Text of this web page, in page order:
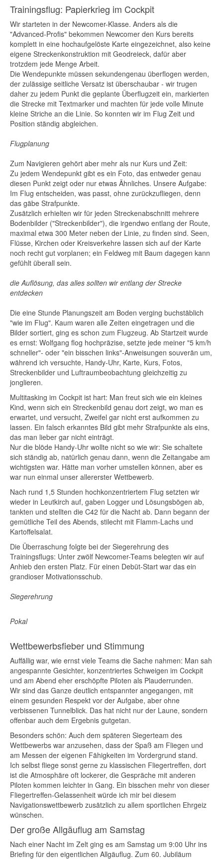
Trainingsflug: Papierkrieg im Cockpit
Wir starteten in der Newcomer-Klasse. Anders als die
"Advanced-Profis" bekommen Newcomer den Kurs bereits
komplett in eine hochaufgelöste Karte eingezeichnet, also keine
eigene Streckenkonstruktion mit Geodreieck, dafür aber
trotzdem jede Menge Arbeit.
Die Wendepunkte müssen sekundengenau überflogen werden,
der zulässige seitliche Versatz ist überschaubar - wir trugen
daher zu jedem Punkt die geplante Überflugzeit ein, markierten
die Strecke mit Textmarker und machten für jede volle Minute
kleine Striche an die Linie. So konnten wir im Flug Zeit und
Position ständig abgleichen.
Flugplanung
Zum Navigieren gehört aber mehr als nur Kurs und Zeit:
Zu jedem Wendepunkt gibt es ein Foto, das entweder genau
diesen Punkt zeigt oder nur etwas Ähnliches. Unsere Aufgabe:
Im Flug entscheiden, was passt, ohne zurückzufliegen, denn
das gäbe Strafpunkte.
Zusätzlich erhielten wir für jeden Streckenabschnitt mehrere
Bodenbilder ("Streckenbilder"), die irgendwo entlang der Route,
maximal etwa 300 Meter neben der Linie, zu finden sind. Seen,
Flüsse, Kirchen oder Kreisverkehre lassen sich auf der Karte
noch recht gut vorplanen; ein Feldweg mit Baum dagegen kann
gefühlt überall sein.
die Auflösung, das alles sollten wir entlang der Strecke
entdecken
Die eine Stunde Planungszeit am Boden verging buchstäblich
"wie im Flug". Kaum waren alle Zeiten eingetragen und die
Bilder sortiert, ging es schon zum Flugzeug. Ab Startzeit wurde
es ernst: Wolfgang flog hochpräzise, setzte jede meiner "5 km/h
schneller"- oder "ein bisschen links"-Anweisungen souverän um,
während ich versuchte, Handy-Uhr, Karte, Kurs, Fotos,
Streckenbilder und Luftraumbeobachtung gleichzeitig zu
jonglieren.
Multitasking im Cockpit ist hart: Man freut sich wie ein kleines
Kind, wenn sich ein Streckenbild genau dort zeigt, wo man es
erwartet, und versucht, Zweifel gar nicht erst aufkommen zu
lassen. Ein falsch erkanntes Bild gibt mehr Strafpunkte als eins,
das man lieber gar nicht einträgt.
Nur die blöde Handy-Uhr wollte nicht so wie wir: Sie schaltete
sich ständig ab, natürlich genau dann, wenn die Zeitangabe am
wichtigsten war. Hätte man vorher umstellen können, aber es
war nun einmal unser allererster Wettbewerb.
Nach rund 1,5 Stunden hochkonzentriertem Flug setzten wir
wieder in Leutkirch auf, gaben Logger und Lösungsbögen ab,
tankten und stellten die C42 für die Nacht ab. Dann begann der
gemütliche Teil des Abends, stilecht mit Flamm-Lachs und
Kartoffelsalat.
Die Überraschung folgte bei der Siegerehrung des
Trainingsflugs: Unter zwölf Newcomer-Teams belegten wir auf
Anhieb den ersten Platz. Für einen Debüt-Start war das ein
grandioser Motivationsschub.
Siegerehrung
Pokal
Wettbewerbsfieber und Stimmung
Auffällig war, wie ernst viele Teams die Sache nahmen: Man sah
angespannte Gesichter, konzentriertes Schweigen im Cockpit
und am Abend eher erschöpfte Piloten als Plauderrunden.
Wir sind das Ganze deutlich entspannter angegangen, mit
einem gesunden Respekt vor der Aufgabe, aber ohne
verbissenen Tunnelblick. Das hat nicht nur der Laune, sondern
offenbar auch dem Ergebnis gutgetan.
Besonders schön: Auch dem späteren Siegerteam des
Wettbewerbs war anzusehen, dass der Spaß am Fliegen und
am Messen der eigenen Fähigkeiten im Vordergrund stand.
Ich selbst fliege sonst gerne zu klassischen Fliegertreffen, dort
ist die Atmosphäre oft lockerer, die Gespräche mit anderen
Piloten kommen leichter in Gang. Ein bisschen mehr von dieser
Fliegertreffen-Gelassenheit würde ich mir bei diesem
Navigationswettbewerb zusätzlich zu allem sportlichen Ehrgeiz
wünschen.
Der große Allgäuflug am Samstag
Nach einer Nacht im Zelt ging es am Samstag um 9:00 Uhr ins
Briefing für den eigentlichen Allgäuflug. Zum 60. Jubiläum